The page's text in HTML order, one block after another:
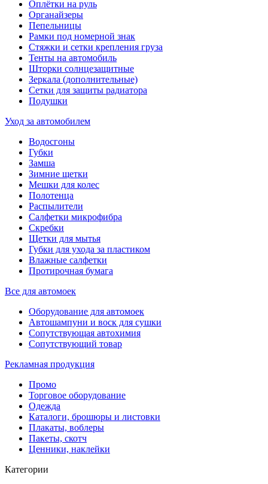
Оплётки на руль
Органайзеры
Пепельницы
Рамки под номерной знак
Стяжки и сетки крепления груза
Тенты на автомобиль
Шторки солнцезащитные
Зеркала (дополнительные)
Сетки для защиты радиатора
Подушки
Уход за автомобилем
Водосгоны
Губки
Замша
Зимние щетки
Мешки для колес
Полотенца
Распылители
Салфетки микрофибра
Скребки
Щетки для мытья
Губки для ухода за пластиком
Влажные салфетки
Протирочная бумага
Все для автомоек
Оборудование для автомоек
Автошампуни и воск для сушки
Сопутствующая автохимия
Сопутствующий товар
Рекламная продукция
Промо
Торговое оборудование
Одежда
Каталоги, брошюры и листовки
Плакаты, воблеры
Пакеты, скотч
Ценники, наклейки
Категории